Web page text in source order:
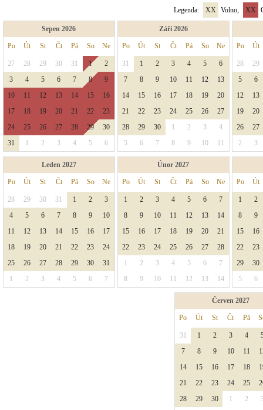
Legenda: XX Volno, XX
Srpen 2026
Po Út St Čt Pá So Ne
27 28 29 30 31 1
2
3
4 5 6 7 8
9
10
11 12 13 14 15
16
17
18 19 20 21 22
23
24
25 26 27 28 29
30
31
1 2 3 4 5 6
Září 2026
Po Út St Čt Pá So Ne
31 1 2 3 4 5
6
7
8 9 10 11 12
13
14
15 16 17 18 19
20
21
22 23 24 25 26
27
28
29 30 1 2 3
4
5
6 7 8 9 10 11
Po Út
28
29
5
6
12
13
19
20
26
27
2
3
Leden 2027
Po Út St Čt Pá So Ne
28 29 30 31 1 2
3
4
5 6 7 8 9
10
11
12 13 14 15 16
17
18
19 20 21 22 23
24
25
26 27 28 29 30
31
1
2 3 4 5 6 7
Únor 2027
Po Út St Čt Pá So Ne
1 2 3 4 5 6
7
8
9 10 11 12 13
14
15
16 17 18 19 20
21
22
23 24 25 26 27
28
1
2 3 4 5 6
7
8
9 10 11 12 13 14
Po Út
1
2
8
9
15
16
22
23
29
30
5
6
Červen 2027
Po Út St Čt Pá
31 1 2 3 4
7
8 9 10 11
14
15 16 17 18
21
22 23 24 25
28
29 30 1 2